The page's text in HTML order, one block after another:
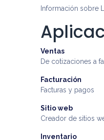
Información sobre
Ventas
De cotizaciones a
Facturación
Facturas y pagos
Sitio web
Creador de sitios
Inventario